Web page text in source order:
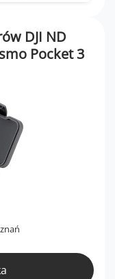
DJI ND
Pocket 3